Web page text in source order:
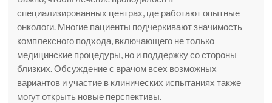
специализированных центрах, где работают опытные
онкологи. Многие пациенты подчеркивают значимость
комплексного подхода, включающего не только
медицинские процедуры, но и поддержку со стороны
близких. Обсуждение с врачом всех возможных
вариантов и участие в клинических испытаниях также
могут открыть новые перспективы.